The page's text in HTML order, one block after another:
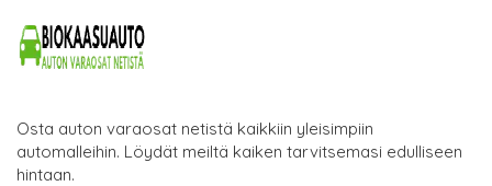
Osta auton varaosat netistä kaikkiin yleisimpiin
automalleihin. Löydät meiltä kaiken tarvitsemasi edulliseen
hintaan.